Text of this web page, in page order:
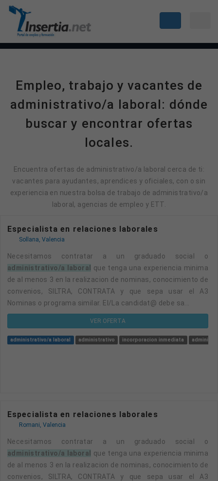
Empleo, trabajo y vacantes de
administrativo/a laboral: dónde
buscar y encontrar ofertas
locales.
Encuentra ofertas de administrativo/a laboral cerca de ti:
vacantes para ayudantes, aprendices y oficiales, con o sin
experiencia en nuestra bolsa de trabajo de administrativo/a
laboral, agencias de empleo y ETT.
Especialista en relaciones laborales
Sollana, Valencia
Necesitamos contratar a un graduado social o
administrativo/a laboral
que tenga una experiencia minima
de al menos 3 en la realizacion de nominas, conocimiento de
convenios, SILTRA, CONTRATA y que sepa usar el A3
Nominas o programa similar. El/La candidat@ debe sa...
VER OFERTA
administrativo/a laboral administrativo incorporacion inmediata
Especialista en relaciones laborales
Romani, Valencia
Necesitamos contratar a un graduado social o
administrativo/a laboral
que tenga una experiencia minima
de al menos 3 en la realizacion de nominas, conocimiento de
convenios, SILTRA, CONTRATA y que sepa usar el A3